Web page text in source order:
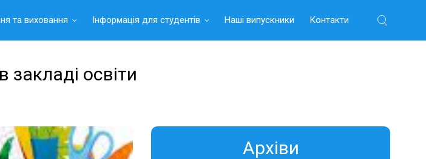
та виховання Інформація для студентів Наші випускники Контакти
освіти
Aрхіви